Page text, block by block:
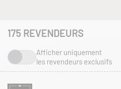
175 REVENDEURS
Afficher uniquement
les revendeurs exclusifs